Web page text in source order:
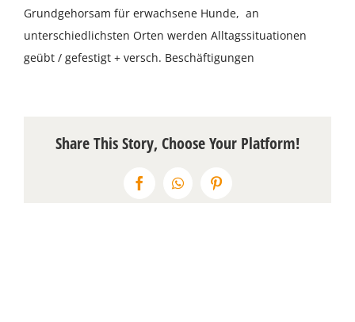
Terminkalender
Kontakt & Anfahrt
Grundgehorsam für erwachsene Hunde, an
unterschiedlichsten Orten werden Alltagssituationen
geübt / gefestigt + versch. Beschäftigungen
Share This Story, Choose Your Platform!
FacebookWhatsAppPinterest